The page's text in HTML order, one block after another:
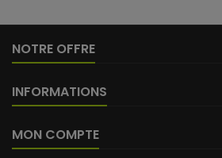
NOTRE OFFRE
INFORMATIONS
MON COMPTE